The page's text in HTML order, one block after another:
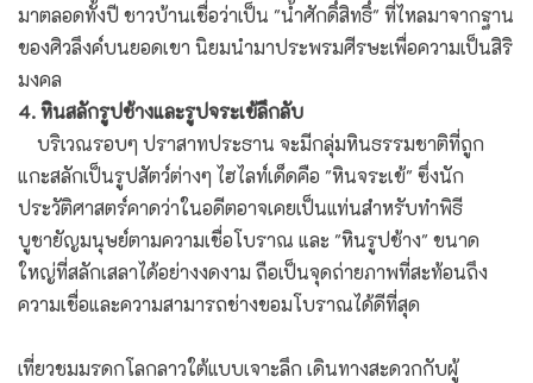
มาตลอดทั้งปี ชาวบ้านเชื่อว่าเป็น "น้ำศักดิ์สิทธิ์" ที่ไหลมาจากฐาน
ของศิวลึงค์บนยอดเขา นิยมนำมาประพรมศีรษะเพื่อความเป็นสิริ
มงคล
4. หินสลักรูปช้างและรูปจระเข้ลึกลับ
บริเวณรอบๆ ปราสาทประธาน จะมีกลุ่มหินธรรมชาติที่ถูก
แกะสลักเป็นรูปสัตว์ต่างๆ ไฮไลท์เด็ดคือ "หินจระเข้" ซึ่งนัก
ประวัติศาสตร์คาดว่าในอดีตอาจเคยเป็นแท่นสำหรับทำพิธี
บูชายัญมนุษย์ตามความเชื่อโบราณ และ "หินรูปช้าง" ขนาด
ใหญ่ที่สลักเสลาได้อย่างงดงาม ถือเป็นจุดถ่ายภาพที่สะท้อนถึง
ความเชื่อและความสามารถช่างขอมโบราณได้ดีที่สุด
เที่ยวชมมรดกโลกลาวใต้แบบเจาะลึก เดินทางสะดวกกับผู้